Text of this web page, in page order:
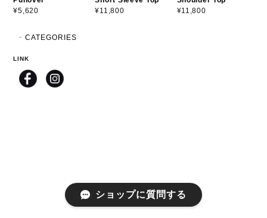
¥5,620
¥11,800
¥11,800
CATEGORIES
LINK
ショップに質問する